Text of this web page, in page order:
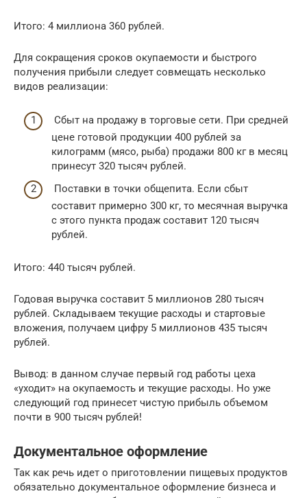
Итого: 4 миллиона 360 рублей.
Для сокращения сроков окупаемости и быстрого
получения прибыли следует совмещать несколько
видов реализации:
Сбыт на продажу в торговые сети. При средней
цене готовой продукции 400 рублей за
килограмм (мясо, рыба) продажи 800 кг в месяц
принесут 320 тысяч рублей.
Поставки в точки общепита. Если сбыт
составит примерно 300 кг, то месячная выручка
с этого пункта продаж составит 120 тысяч
рублей.
Итого: 440 тысяч рублей.
Годовая выручка составит 5 миллионов 280 тысяч
рублей. Складываем текущие расходы и стартовые
вложения, получаем цифру 5 миллионов 435 тысяч
рублей.
Вывод: в данном случае первый год работы цеха
«уходит» на окупаемость и текущие расходы. Но уже
следующий год принесет чистую прибыль объемом
почти в 900 тысяч рублей!
Документальное оформление
Так как речь идет о приготовлении пищевых продуктов
обязательно документальное оформление бизнеса и